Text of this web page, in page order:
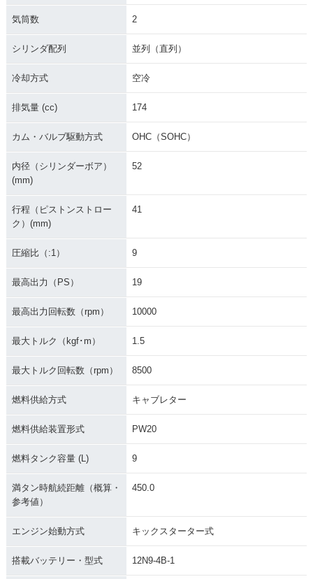
気筒数 2
シリンダ配列 並列（直列）
冷却方式 空冷
排気量 (cc) 174
カム・バルブ駆動方式 OHC（SOHC）
内径（シリンダーボア）
(mm)
52
行程（ピストンストロー
ク）(mm)
41
圧縮比（:1） 9
最高出力（PS） 19
最高出力回転数（rpm） 10000
最大トルク（kgf･m） 1.5
最大トルク回転数（rpm） 8500
燃料供給方式 キャブレター
燃料供給装置形式 PW20
燃料タンク容量 (L) 9
満タン時航続距離（概算・
参考値）
450.0
エンジン始動方式 キックスターター式
搭載バッテリー・型式 12N9-4B-1